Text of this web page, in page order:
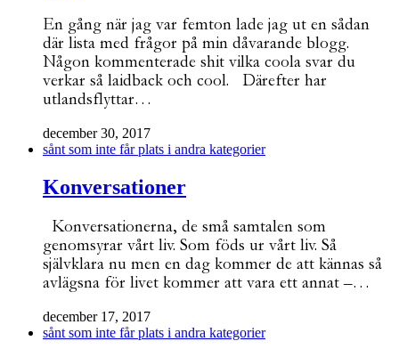
En gång när jag var femton lade jag ut en sådan
där lista med frågor på min dåvarande blogg.
Någon kommenterade shit vilka coola svar du
verkar så laidback och cool. Därefter har
utlandsflyttar…
december 30, 2017
sånt som inte får plats i andra kategorier
Konversationer
Konversationerna, de små samtalen som
genomsyrar vårt liv. Som föds ur vårt liv. Så
självklara nu men en dag kommer de att kännas så
avlägsna för livet kommer att vara ett annat –…
december 17, 2017
sånt som inte får plats i andra kategorier